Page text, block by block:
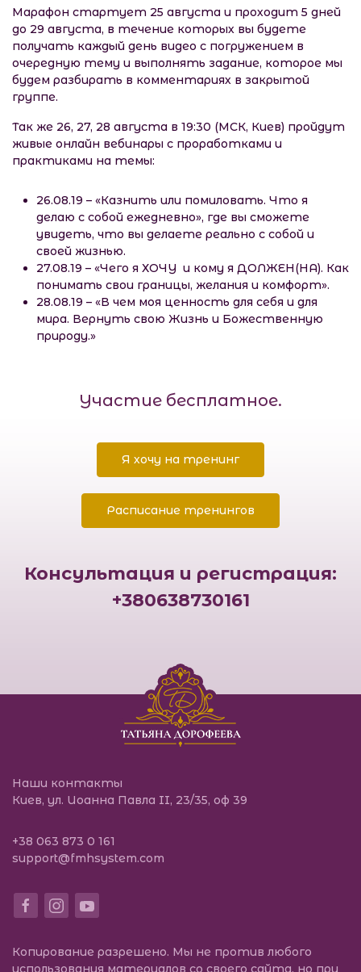
Марафон стартует 25 августа и проходит 5 дней
до 29 августа, в течение которых вы будете
получать каждый день видео с погружением в
очередную тему и выполнять задание, которое мы
будем разбирать в комментариях в закрытой
группе.
Так же 26, 27, 28 августа в 19:30 (МСК, Киев) пройдут
живые онлайн вебинары с проработками и
практиками на темы:
26.08.19 – «Казнить или помиловать. Что я
делаю с собой ежедневно», где вы сможете
увидеть, что вы делаете реально с собой и
своей жизнью.
27.08.19 – «Чего я ХОЧУ и кому я ДОЛЖЕН(НА). Как
понимать свои границы, желания и комфорт».
28.08.19 – «В чем моя ценность для себя и для
мира. Вернуть свою Жизнь и Божественную
природу.»
Участие бесплатное.
Я хочу на тренинг
Расписание тренингов
Консультация и регистрация:
+380638730161
Наши контакты
Киев, ул. Иоанна Павла II, 23/35, оф 39
+38 063 873 0 161
support@fmhsystem.com
Копирование разрешено. Мы не против любого
использования материалов со своего сайта, но при